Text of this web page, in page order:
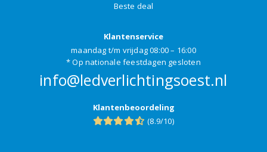
Beste deal
Klantenservice
maandag t/m vrijdag 08:00 – 16:00
* Op nationale feestdagen gesloten
info@ledverlichtingsoest.nl
Klantenbeoordeling
(8.9/10)